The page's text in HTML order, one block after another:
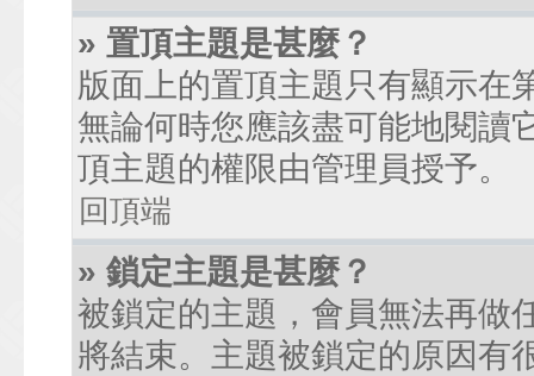
» 置頂主題是甚麼？
版面上的置頂主題只有顯示在
無論何時您應該盡可能地閱讀
頂主題的權限由管理員授予。
回頂端
» 鎖定主題是甚麼？
被鎖定的主題，會員無法再做
將結束。主題被鎖定的原因有